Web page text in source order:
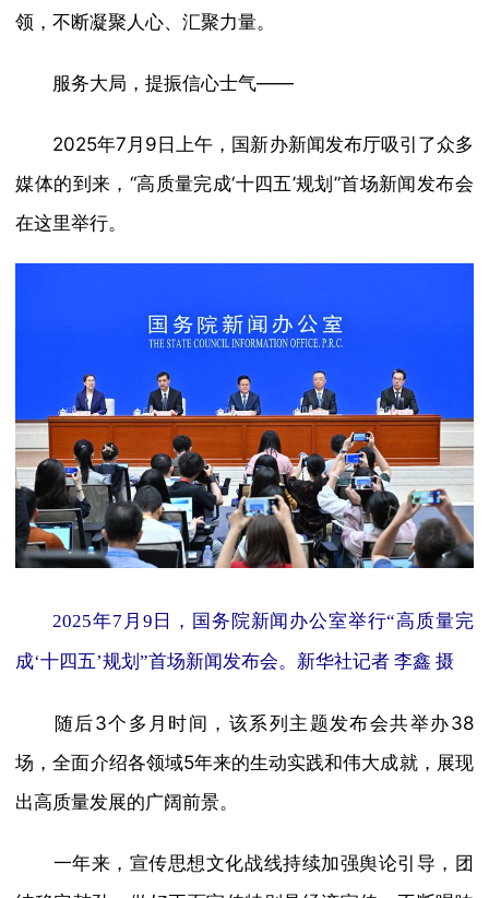
领，不断凝聚人心、汇聚力量。
服务大局，提振信心士气——
2025年7月9日上午，国新办新闻发布厅吸引了众多
媒体的到来，“高质量完成‘十四五’规划”首场新闻发布会
在这里举行。
2025年7月9日，国务院新闻办公室举行“高质量完
成‘十四五’规划”首场新闻发布会。新华社记者 李鑫 摄
随后3个多月时间，该系列主题发布会共举办38
场，全面介绍各领域5年来的生动实践和伟大成就，展现
出高质量发展的广阔前景。
一年来，宣传思想文化战线持续加强舆论引导，团